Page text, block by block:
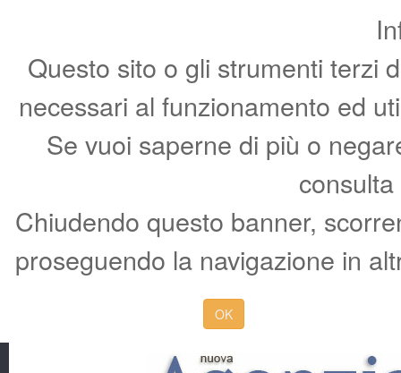
Questo sito o gli strumenti terzi
necessari al funzionamento ed
Se vuoi saperne di più o
Chiudendo questo banner,
proseguendo la navigazione in
OK